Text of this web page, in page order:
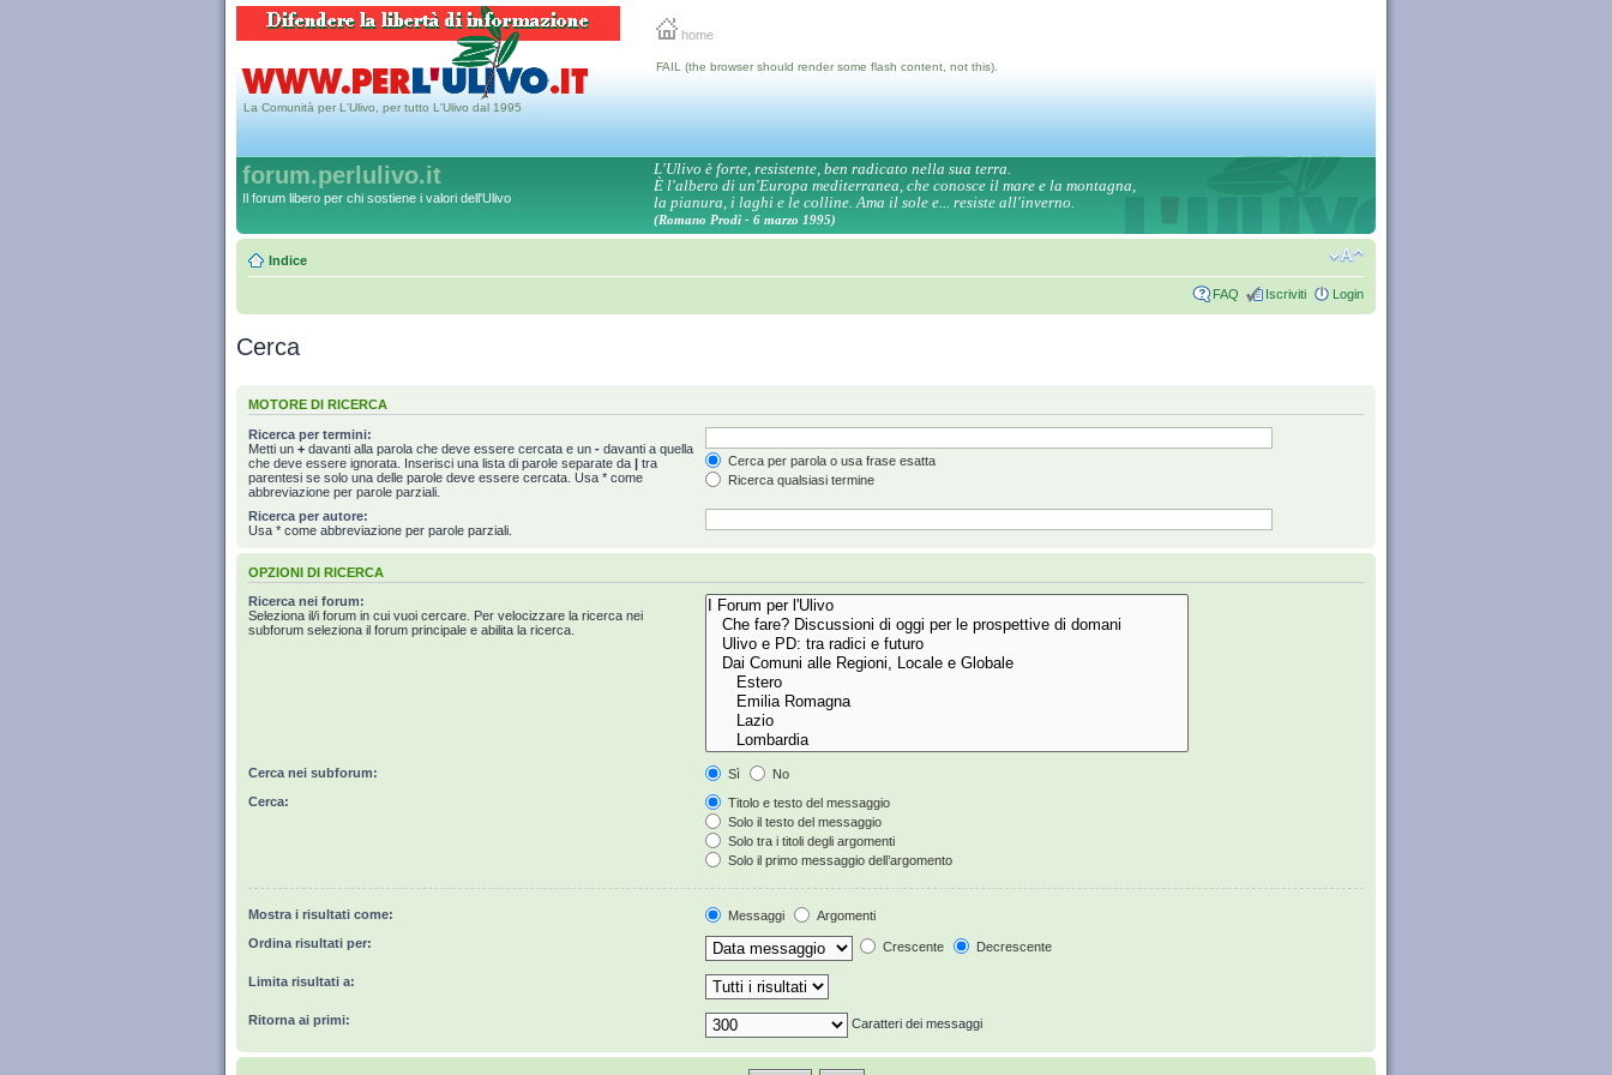
home
La Comunità per L'Ulivo, per tutto L'Ulivo dal 1995
FAIL (the browser should render some flash content, not this).
forum.perlulivo.it
Il forum libero per chi sostiene i valori dell'Ulivo
L'Ulivo è forte, resistente, ben radicato nella sua terra.
È l'albero di un'Europa mediterranea, che conosce il mare e la montagna,
la pianura, i laghi e le colline. Ama il sole e... resiste all'inverno.
(Romano Prodi - 6 marzo 1995)
Indice
FAQ Iscriviti Login
Cerca
MOTORE DI RICERCA
Ricerca per termini:
Metti un + davanti alla parola che deve essere cercata e un - davanti a quella
che deve essere ignorata. Inserisci una lista di parole separate da | tra
parentesi se solo una delle parole deve essere cercata. Usa * come
abbreviazione per parole parziali.
Cerca per parola o usa frase esatta
Ricerca qualsiasi termine
Ricerca per autore:
Usa * come abbreviazione per parole parziali.
OPZIONI DI RICERCA
Ricerca nei forum:
Seleziona il/i forum in cui vuoi cercare. Per velocizzare la ricerca nei
subforum seleziona il forum principale e abilita la ricerca.
Cerca nei subforum: Sì
No
Cerca:
Titolo e testo del messaggio
Solo il testo del messaggio
Solo tra i titoli degli argomenti
Solo il primo messaggio dell’argomento
Mostra i risultati come: Messaggi
Argomenti
Ordina risultati per:
Crescente Decrescente
Limita risultati a:
Ritorna ai primi: Caratteri dei messaggi